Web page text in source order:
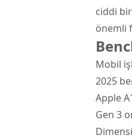
ciddi
önemli
Mobil
2025
Apple
Gen 3